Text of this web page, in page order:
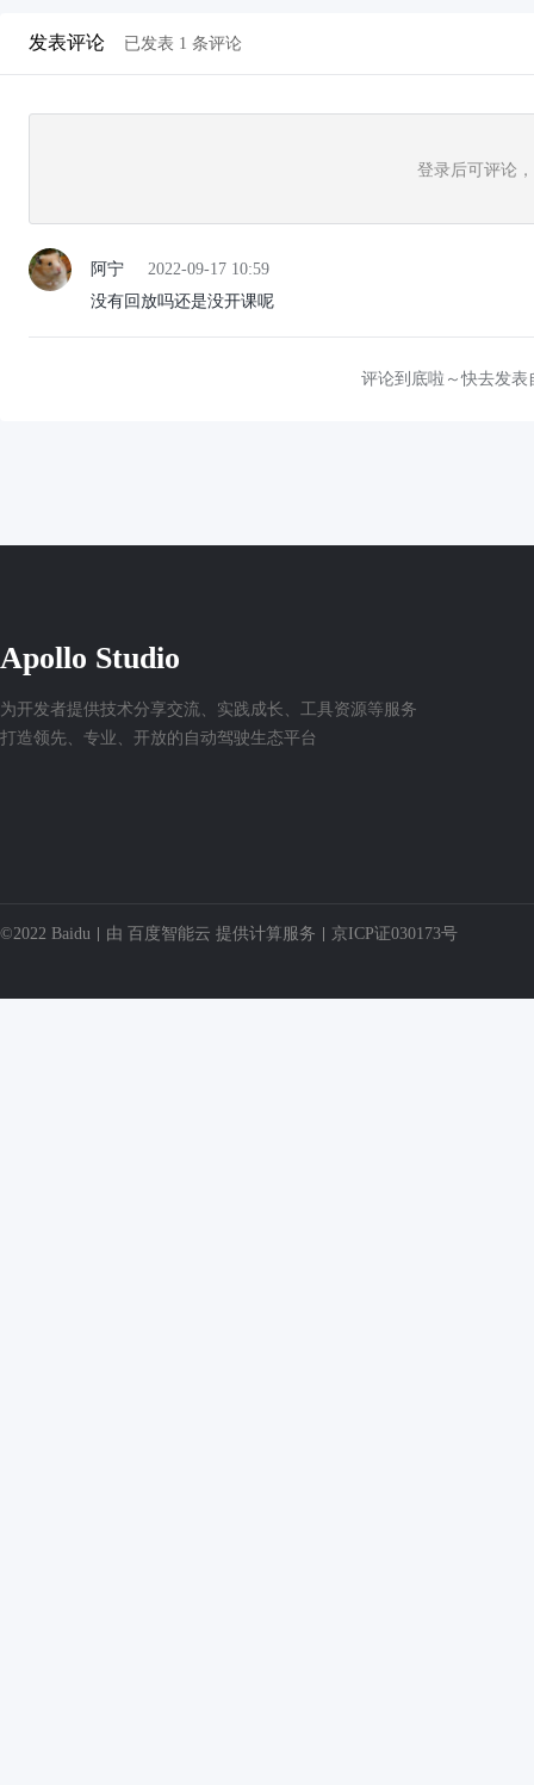
发表评论 已发表 1 条评论
登录后可评论
阿宁
2022-09-17 10:59
没有回放吗还是没开课呢
评论到底啦～快去发
Apollo Studio
为开发者提供技术分享交流、实践成长、工具资源等服务
打造领先、专业、开放的自动驾驶生态平台
©2022 Baidu 由 百度智能云 提供计算服务 京ICP证030173号